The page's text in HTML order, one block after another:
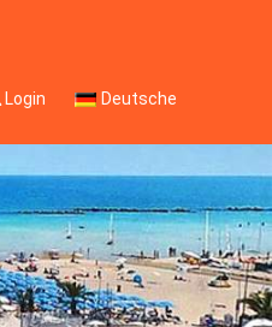
Login Deutsche